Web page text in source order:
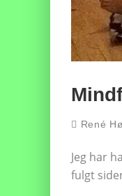
René
Jeg har
fulgt